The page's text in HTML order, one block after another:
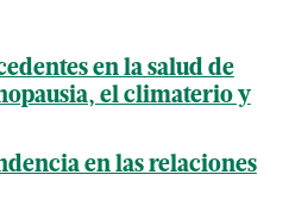
en la salud de
el climaterio y
en las relaciones